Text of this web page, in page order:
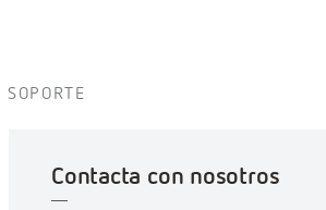
SOPORTE
Contacta con nosotros